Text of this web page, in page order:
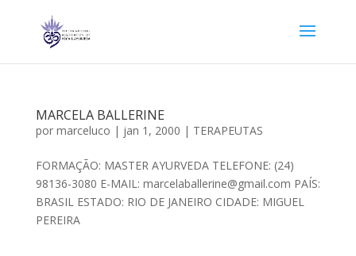
MARCELA BALLERINE
por marceluco | jan 1, 2000 | TERAPEUTAS
FORMAÇÃO: MASTER AYURVEDA TELEFONE: (24)
98136-3080 E-MAIL: marcelaballerine@gmail.com PAÍS:
BRASIL ESTADO: RIO DE JANEIRO CIDADE: MIGUEL
PEREIRA